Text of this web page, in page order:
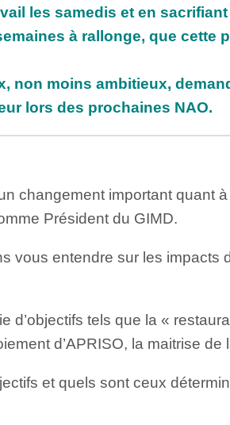
les samedis et en
à rallonge, que cette
non moins ambitieux,
lors des prochaines NAO.
changement important quant
Président du GIMD.
vous entendre sur les impacts
d’objectifs tels que la «
d’APRISO, la maitrise
et quels sont ceux